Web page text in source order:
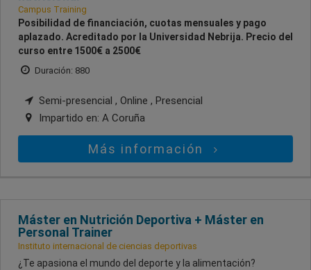
Campus Training
Posibilidad de financiación, cuotas mensuales y pago
aplazado. Acreditado por la Universidad Nebrija. Precio del
curso entre 1500€ a 2500€
Duración: 880
Semi-presencial , Online , Presencial
Impartido en: A Coruña
Más información
Máster en Nutrición Deportiva + Máster en
Personal Trainer
Instituto internacional de ciencias deportivas
¿Te apasiona el mundo del deporte y la alimentación?